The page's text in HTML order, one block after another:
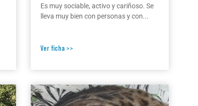
Es muy sociable, activo y cariñoso. Se
lleva muy bien con personas y con...
Ver ficha >>